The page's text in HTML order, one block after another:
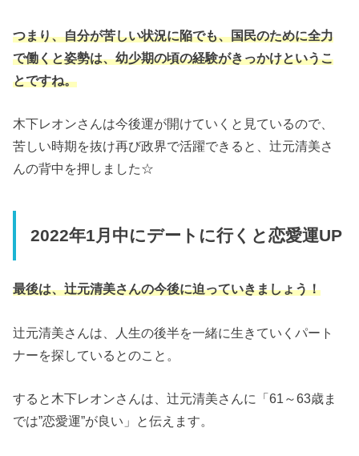
つまり、自分が苦しい状況に陥でも、国民のために全力
で働くと姿勢は、幼少期の頃の経験がきっかけというこ
とですね。
木下レオンさんは今後運が開けていくと見ているので、
苦しい時期を抜け再び政界で活躍できると、辻元清美さ
んの背中を押しました☆
2022年1月中にデートに行くと恋愛運UP
最後は、辻元清美さんの今後に迫っていきましょう！
辻元清美さんは、人生の後半を一緒に生きていくパート
ナーを探しているとのこと。
すると木下レオンさんは、辻元清美さんに「61～63歳ま
では”恋愛運”が良い」と伝えます。